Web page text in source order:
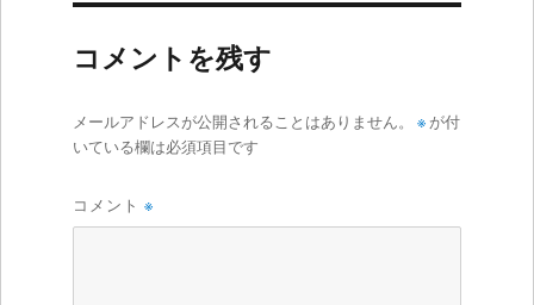
コメントを残す
メールアドレスが公開されることはありません。 ※が付
いている欄は必須項目です
コメント ※